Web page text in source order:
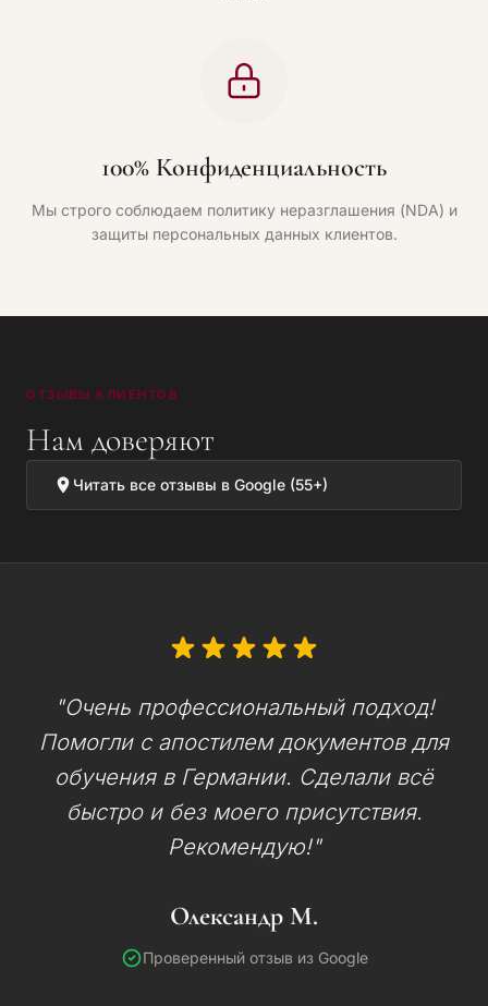
100% Конфиденциальность
Мы строго соблюдаем политику неразглашения (NDA) и
защиты персональных данных клиентов.
ОТЗЫВЫ КЛИЕНТОВ
Нам доверяют
Читать все отзывы в Google (55+)
"Очень профессиональный подход!
Помогли с апостилем документов для
обучения в Германии. Сделали всё
быстро и без моего присутствия.
Рекомендую!"
Олександр М.
Проверенный отзыв из Google